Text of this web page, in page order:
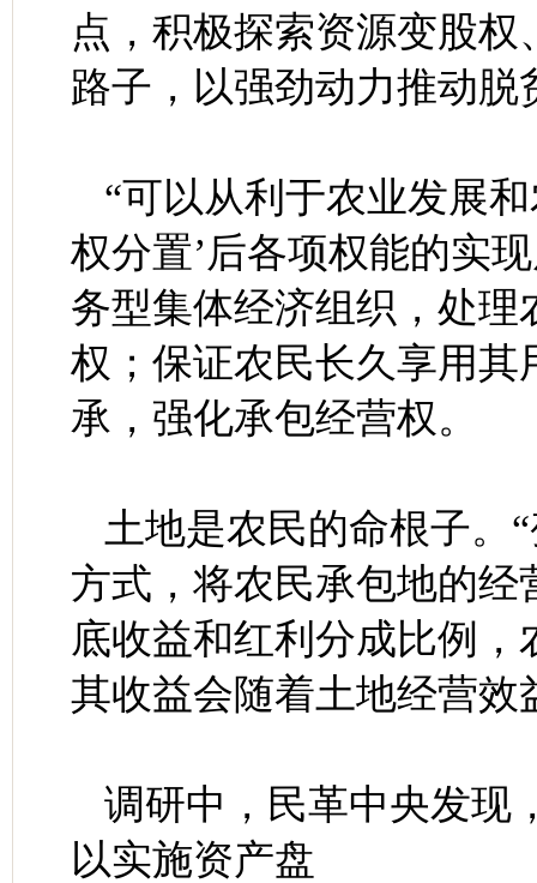
点，积极探索资源变股
路子，以强劲动力推动
“可以从利于农业发展
权分置’后各项权能的实
务型集体经济组织，处
权；保证农民长久享用
承，强化承包经营权。
土地是农民的命根子。
方式，将农民承包地的
底收益和红利分成比例
其收益会随着土地经营效
调研中，民革中央发现
以实施资产盘